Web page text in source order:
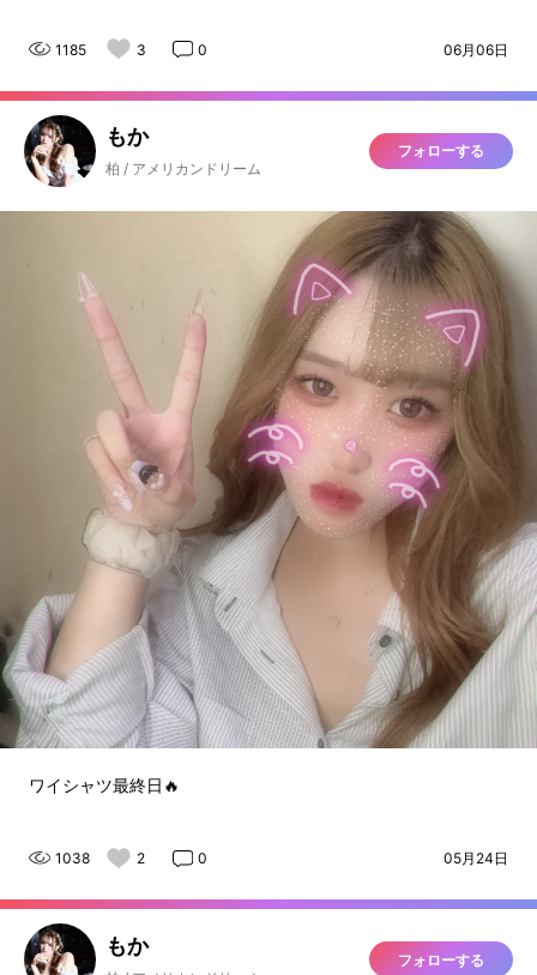
1185 3 0 06月06日
もか
柏 / アメリカンドリーム
フォローする
ワイシャツ最終日🔥
1038 2 0 05月24日
もか
フォローする